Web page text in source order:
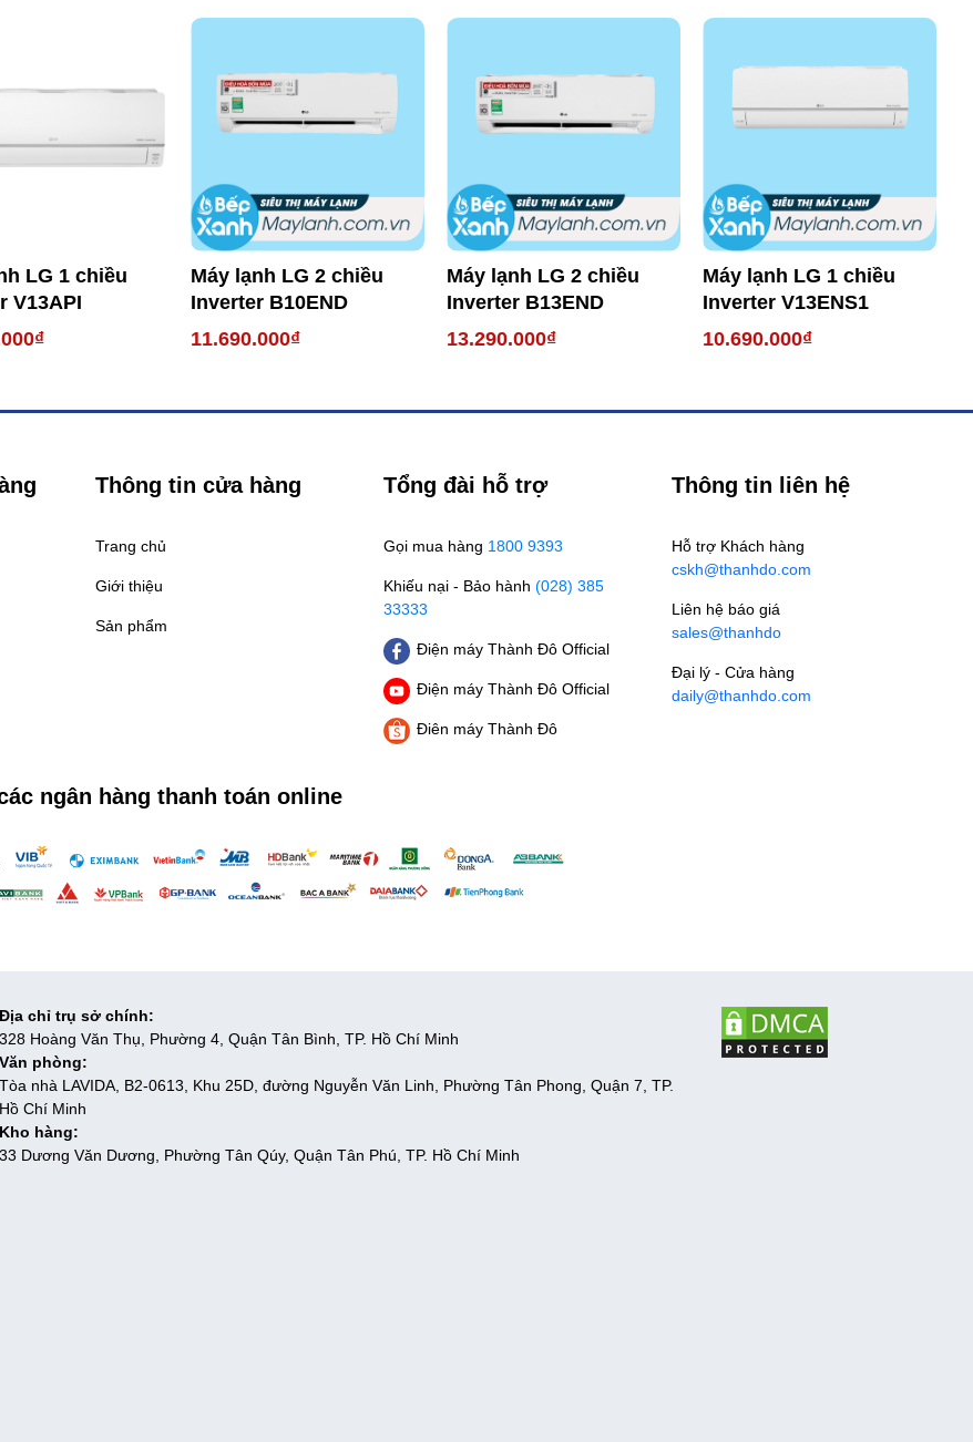
LG 1 chiều
V13API
Máy lạnh LG 2 chiều
Inverter B10END
11.690.000₫
Máy lạnh LG 2 chiều
Inverter B13END
13.290.000₫
Máy lạnh LG 1 chiều
Inverter V13ENS1
10.690.000₫
Thông tin cửa hàng
Trang chủ
Giới thiệu
Sản phẩm
Tổng đài hỗ trợ
Gọi mua hàng 1800 9393
Khiếu nại - Bảo hành (028) 385
33333
Điện máy Thành Đô Official
Điện máy Thành Đô Official
Điên máy Thành Đô
Thông tin liên hệ
Hỗ trợ Khách hàng
cskh@thanhdo.com
Liên hệ báo giá
sales@thanhdo
Đại lý - Cửa hàng
daily@thanhdo.com
ngân hàng thanh toán online
Địa chỉ trụ sở chính:
328 Hoàng Văn Thụ, Phường 4, Quận Tân Bình, TP. Hồ Chí Minh
Văn phòng:
Tòa nhà LAVIDA, B2-0613, Khu 25D, đường Nguyễn Văn Linh, Phường Tân Phong, Quận 7, TP.
Hồ Chí Minh
Kho hàng:
33 Dương Văn Dương, Phường Tân Qúy, Quận Tân Phú, TP. Hồ Chí Minh